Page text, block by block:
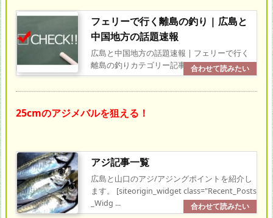
フェリーで行く離島の釣り | 広島と
中国地方の話題速報
広島と中国地方の話題速報 | フェリーで行く
離島の釣りカテゴリー記事一覧
25cmのアジメバルを狙える！
アジ記事一覧
広島と山口のアジ/アジングポイントを紹介し
ます。 [siteorigin_widget class="Recent_Posts
_Widg ...